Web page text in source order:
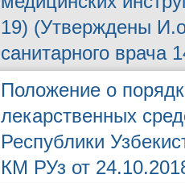
19) (Утверждены
санитарного врача
Положение о
лекарственных
Республики
КМ РУз от